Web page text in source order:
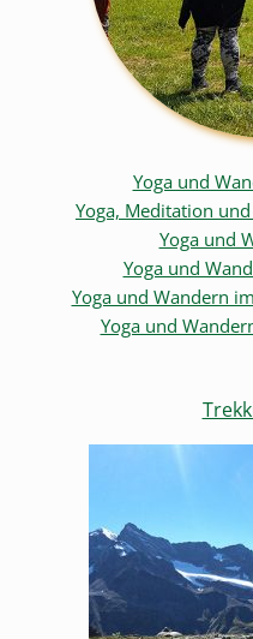
Yoga und
Yoga, Meditation
Yoga und
Yoga und
Yoga und Wandern
Yoga und